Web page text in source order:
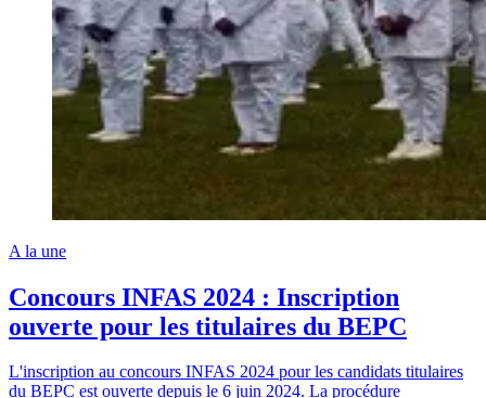
A la une
Concours INFAS 2024 : Inscription
ouverte pour les titulaires du BEPC
L'inscription au concours INFAS 2024 pour les candidats titulaires
du BEPC est ouverte depuis le 6 juin 2024. La procédure